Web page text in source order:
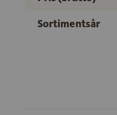
Sortimentsår